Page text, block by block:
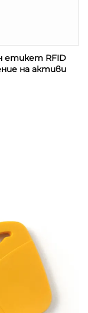
етикет RFID
на активи